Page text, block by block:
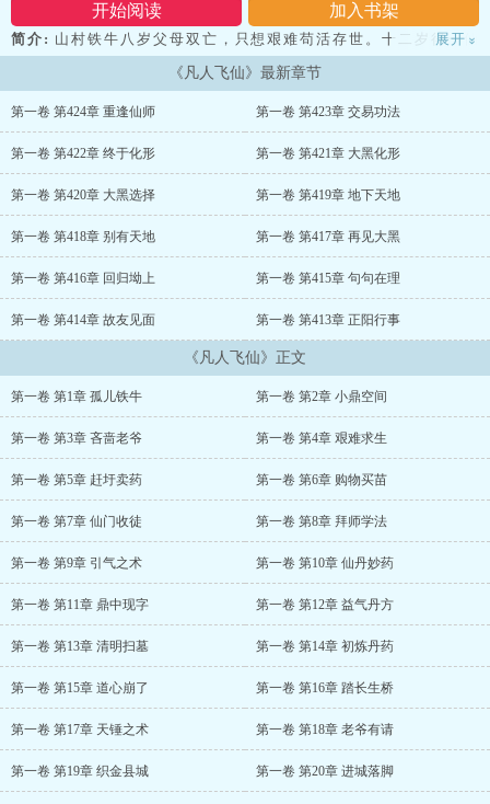
开始阅读 加入书架
简介: 山村铁牛八岁父母双亡，只想艰难苟活存世。十二岁得一仙
鼎，只想种地娶妻顺便修仙看看死去的父母。 可是当他踏入长生桥
时，长生之路再也不能停下。一朝修仙三千年，回首已是万年身！...
展开 »
《凡人飞仙》最新章节
第一卷 第424章 重逢仙师 第一卷 第423章 交易功法
第一卷 第422章 终于化形 第一卷 第421章 大黑化形
第一卷 第420章 大黑选择 第一卷 第419章 地下天地
第一卷 第418章 别有天地 第一卷 第417章 再见大黑
第一卷 第416章 回归坳上 第一卷 第415章 句句在理
第一卷 第414章 故友见面 第一卷 第413章 正阳行事
《凡人飞仙》正文
第一卷 第1章 孤儿铁牛 第一卷 第2章 小鼎空间
第一卷 第3章 吝啬老爷 第一卷 第4章 艰难求生
第一卷 第5章 赶圩卖药 第一卷 第6章 购物买苗
第一卷 第7章 仙门收徒 第一卷 第8章 拜师学法
第一卷 第9章 引气之术 第一卷 第10章 仙丹妙药
第一卷 第11章 鼎中现字 第一卷 第12章 益气丹方
第一卷 第13章 清明扫墓 第一卷 第14章 初炼丹药
第一卷 第15章 道心崩了 第一卷 第16章 踏长生桥
第一卷 第17章 天锤之术 第一卷 第18章 老爷有请
第一卷 第19章 织金县城 第一卷 第20章 进城落脚